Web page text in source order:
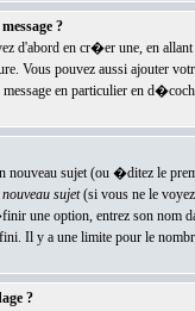
?
d'abord en cr�er une, en
Vous pouvez aussi ajouter
en particulier en
sujet (ou �ditez le
sujet(si vous ne le voyez
une option, entrez son nom
Il y a une limite pour le
?